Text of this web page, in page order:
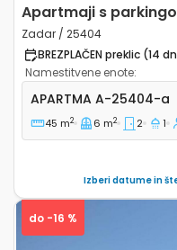
Apartmaji s
Zadar / 25404
BREZPLAČEN preklic (14
Namestitvene enote:
Dvosobni apartma
APARTMA A-25404-a
45 m2 6 m2 2 1
Izberi datume in
do -16 %